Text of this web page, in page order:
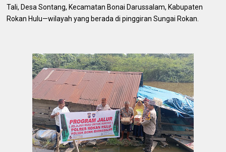
Tali, Desa Sontang, Kecamatan Bonai Darussalam, Kabupaten
Rokan Hulu—wilayah yang berada di pinggiran Sungai Rokan.